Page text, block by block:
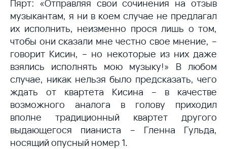
Пярт: «Отправляя свои сочинения на отзыв
музыкантам, я ни в коем случае не предлагал
их исполнить, неизменно прося лишь о том,
чтобы они сказали мне честно свое мнение, –
говорит Кисин, – но некоторые из них даже
взялись исполнять мою музыку!» В любом
случае, никак нельзя было предсказать, чего
ждать от квартета Кисина – в качестве
возможного аналога в голову приходил
вполне традиционный квартет другого
выдающегося пианиста – Гленна Гульда,
носящий опусный номер 1.